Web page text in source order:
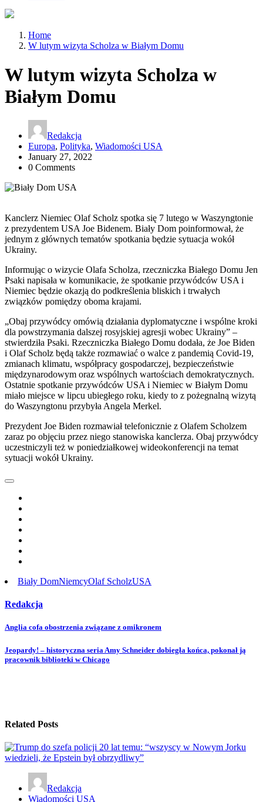
Home
W lutym wizyta Scholza w Białym Domu
W lutym wizyta Scholza w
Białym Domu
Redakcja
Europa, Polityka, Wiadomości USA
January 27, 2022
0 Comments
Kanclerz Niemiec Olaf Scholz spotka się 7 lutego w Waszyngtonie
z prezydentem USA Joe Bidenem. Biały Dom poinformował, że
jednym z głównych tematów spotkania będzie sytuacja wokół
Ukrainy.
Informując o wizycie Olafa Scholza, rzeczniczka Białego Domu Jen
Psaki napisała w komunikacie, że spotkanie przywódców USA i
Niemiec będzie okazją do podkreślenia bliskich i trwałych
związków pomiędzy oboma krajami.
„Obaj przywódcy omówią działania dyplomatyczne i wspólne kroki
dla powstrzymania dalszej rosyjskiej agresji wobec Ukrainy” –
stwierdziła Psaki. Rzeczniczka Białego Domu dodała, że Joe Biden
i Olaf Scholz będą także rozmawiać o walce z pandemią Covid-19,
zmianach klimatu, współpracy gospodarczej, bezpieczeństwie
międzynarodowym oraz wspólnych wartościach demokratycznych.
Ostatnie spotkanie przywódców USA i Niemiec w Białym Domu
miało miejsce w lipcu ubiegłego roku, kiedy to z pożegnalną wizytą
do Waszyngtonu przybyła Angela Merkel.
Prezydent Joe Biden rozmawiał telefonicznie z Olafem Scholzem
zaraz po objęciu przez niego stanowiska kanclerza. Obaj przywódcy
uczestniczyli też w poniedziałkowej wideokonferencji na temat
sytuacji wokół Ukrainy.
Biały DomNiemcyOlaf ScholzUSA
Redakcja
Post
navigation
Anglia cofa obostrzenia związane z omikronem
Jeopardy! – historyczna seria Amy Schneider dobiegła końca, pokonał ją
pracownik biblioteki w Chicago
Related Posts
Redakcja
Wiadomości USA